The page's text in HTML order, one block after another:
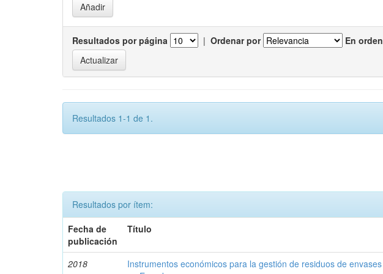
Resultados por página | Ordenar por En orden
Resultados 1-1 de 1.
Resultados por ítem:
Fecha de
publicación
Título
2018
Instrumentos económicos para la gestión de residuos de envases